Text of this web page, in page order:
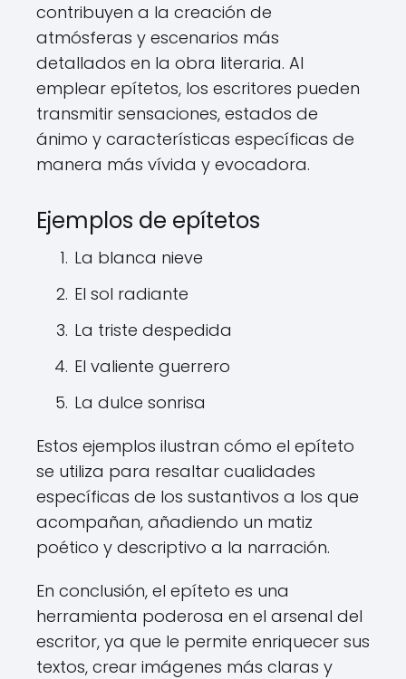
contribuyen a la creación de
atmósferas y escenarios más
detallados en la obra literaria. Al
emplear epítetos, los escritores pueden
transmitir sensaciones, estados de
ánimo y características específicas de
manera más vívida y evocadora.
Ejemplos de epítetos
La blanca nieve
El sol radiante
La triste despedida
El valiente guerrero
La dulce sonrisa
Estos ejemplos ilustran cómo el epíteto
se utiliza para resaltar cualidades
específicas de los sustantivos a los que
acompañan, añadiendo un matiz
poético y descriptivo a la narración.
En conclusión, el epíteto es una
herramienta poderosa en el arsenal del
escritor, ya que le permite enriquecer sus
textos, crear imágenes más claras y